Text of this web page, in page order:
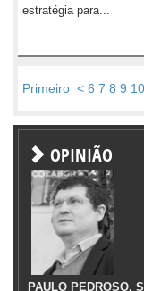
estratégia para...
Primeiro < 6 7 8 9 10
OPINIÃO
PAULO PEDROSO,